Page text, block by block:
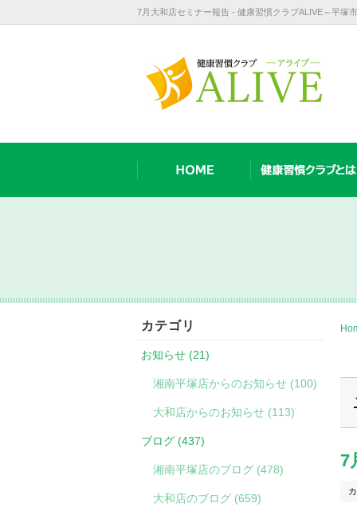
7月大和店セミナー報告 - 健康習慣クラブALIVE～平塚
カテゴリ
お知らせ (21)
湘南平塚店からのお知らせ (100)
大和店からのお知らせ (113)
ブログ (437)
湘南平塚店のブログ (478)
大和店のブログ (659)
7